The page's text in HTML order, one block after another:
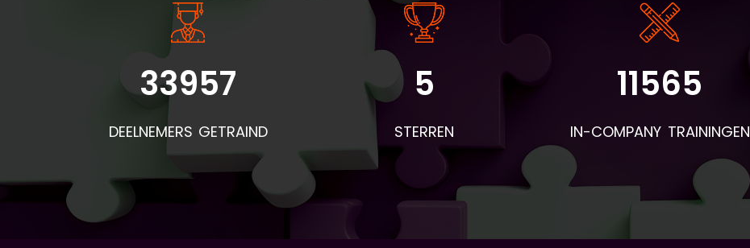
33957
DEELNEMERS GETRAIND
5
STERREN
11565
IN-COMPANY TRAININGEN